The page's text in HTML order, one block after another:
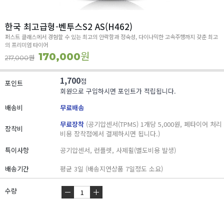
한국 최고급형-벤투스S2 AS(H462)
퍼스트 클래스에서 경험할 수 있는 최고의 안락함과 정숙성, 다이나믹한 고속주행까지 갖춘 최고
의 프리미엄 타이어
217,000원 170,000원
포인트 1,700점
회원으로 구입하시면 포인트가 적립됩니다.
배송비
무료배송
장착비 무료장착 (공기압센서(TPMS) 1개당 5,000원, 폐타이어 처리
비용 장착점에서 결제하시면 됩니다.)
특이사항
공기압센서, 런플렛, 사제휠(별도비용 발생)
배송기간
평균 3일 (배송지연상품 7일정도 소요)
수량